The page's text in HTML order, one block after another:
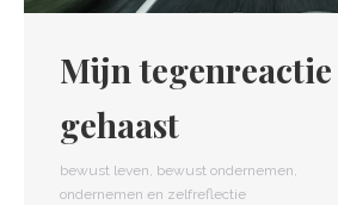
Mijn
gehaast
bewust leven, bewust ondernemen,
ondernemen en zelfreflectie